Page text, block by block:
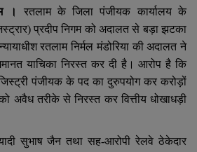
।
रतलाम के जिला पंजीयक कार्यालय के
प्रदीप निगम को अदालत से बड़ा झटका
रतलाम निर्मल मंडोरिया की अदालत ने
याचिका निरस्त कर दी है। आरोप है कि
पंजीयक के पद का दुरुपयोग कर करोड़ों
अवैध तरीके से निरस्त कर वित्तीय धोखाधड़ी
सुभाष जैन तथा सह-आरोपी रेलवे ठेकेदार